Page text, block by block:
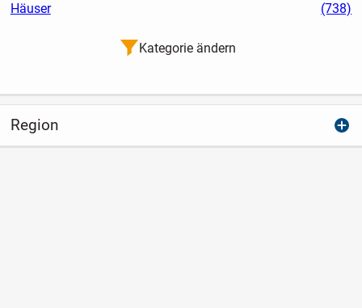
Häuser
(738)
Kategorie ändern
Region